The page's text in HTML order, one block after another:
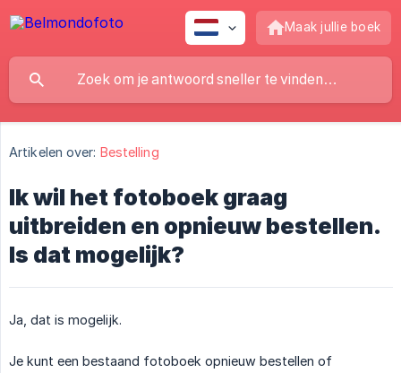
Maak jullie boek
Artikelen over: Bestelling
Ik wil het fotoboek graag
uitbreiden en opnieuw bestellen.
Is dat mogelijk?
Ja, dat is mogelijk.
Je kunt een bestaand fotoboek opnieuw bestellen of